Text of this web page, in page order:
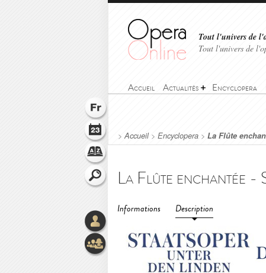
Tout l'univers de
Tout l'univers de
Accueil Actualités Encyclopera
>Accueil> Encyclopera > La Flûte
Informations Description